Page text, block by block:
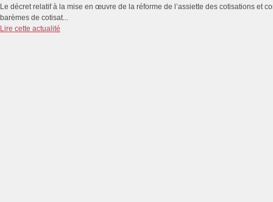
Le décret relatif à la mise en œuvre de la réforme de l’assiette des cotisations et
barèmes de cotisat...
Lire cette actualité